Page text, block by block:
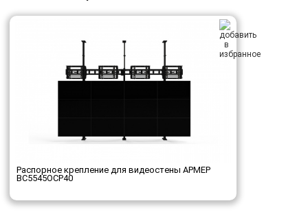
Распорное крепление для видеостены АРМЕР
ВС5545ОСР40